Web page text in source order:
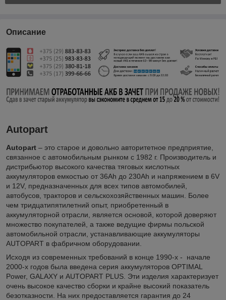
Описание
Autopart
Autopart – это старое и довольно авторитетное предприятие,
связанное с автомобильным рынком с 1982 г. Производитель и
дистрибьютор высокого качества тяговых кислотных
аккумуляторов емкостью от 36Ah до 230Ah и напряжением в 6V
и 12V, предназначенных для всех типов автомобилей,
автобусов, тракторов и сельскохозяйственных машин. Более
чем тридцатипятилетний опыт, приобретенный в
аккумуляторной отрасли, является основой, которой доверяют
множество покупателей, а также ведущие фирмы польской
автомобильной отрасли, устанавливающие аккумуляторы
AUTOPART в фабричном оборудовании.
Исходя из современных требований в конце 1990-х - начале
2000-х годов была введена серия аккумуляторов OPTIMAL
Power, GALAXY и AUTOPART PLUS. Эти изделия характеризует
очень высокое качество сборки и крайне высокий показатель
безотказности. На них предоставляется гарантия до 24